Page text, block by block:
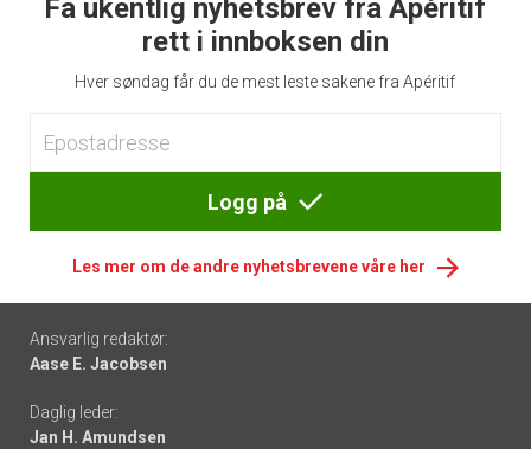
Få ukentlig nyhetsbrev fra Apéritif
rett i innboksen din
Hver søndag får du de mest leste sakene fra Apéritif
Logg på
Les mer om de andre nyhetsbrevene våre her
Footer
-
links
Ansvarlig redaktør:
Aase E. Jacobsen
Daglig leder:
Jan H. Amundsen